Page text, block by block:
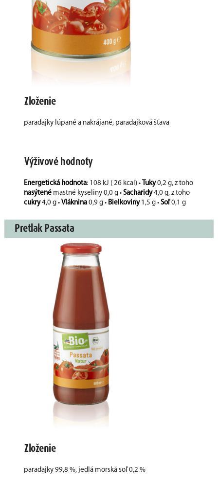
Zloženie
paradajky lúpané a nakrájané, paradajková šťava
Výživové hodnoty
Energetická hodnota: 108 kJ ( 26 kcal) • Tuky0,2 g, z toho
nasýtené mastné kyseliny 0,0 g • Sacharidy4,0 g, z toho
cukry4,0 g • Vláknina 0,9 g • Bielkoviny1,5 g • Soľ0,1 g
Pretlak Passata
Zloženie
paradajky 99,8 %, jedlá morská soľ 0,2 %